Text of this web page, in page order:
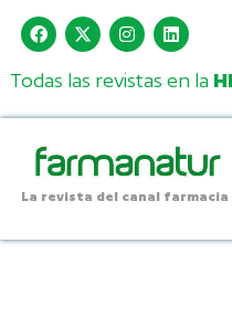
Todas las revistas en la
La revista del canal farmacia